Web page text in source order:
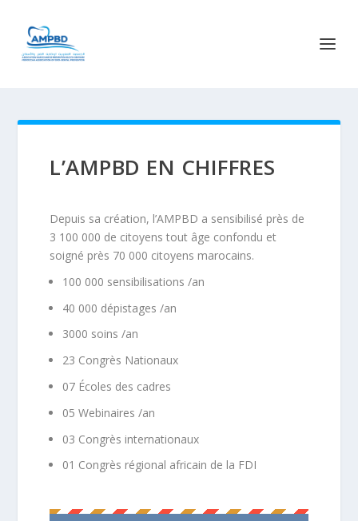
L’AMPBD EN CHIFFRES
Depuis sa création, l’AMPBD a sensibilisé près de
3 100 000 de citoyens tout âge confondu et
soigné près 70 000 citoyens marocains.
100 000 sensibilisations /an
40 000 dépistages /an
3000 soins /an
23 Congrès Nationaux
07 Écoles des cadres
05 Webinaires /an
03 Congrès internationaux
01 Congrès régional africain de la FDI